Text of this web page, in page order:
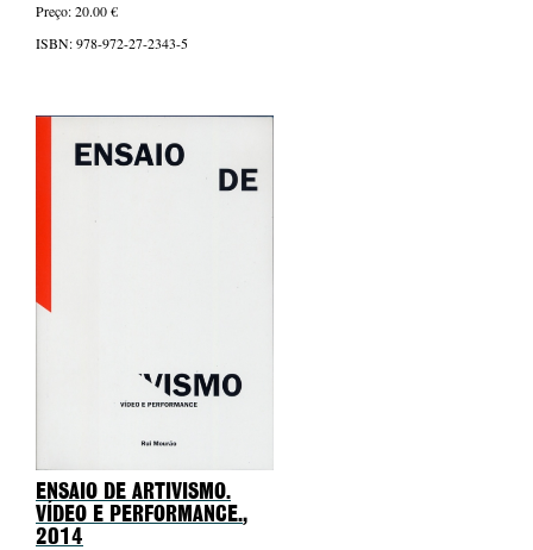
Preço: 20.00 €
ISBN: 978-972-27-2343-5
ENSAIO DE ARTIVISMO.
VÍDEO E PERFORMANCE.,
2014